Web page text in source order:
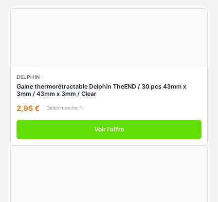
DELPHIN
Gaine thermorétractable Delphin TheEND / 30 pcs 43mm x
3mm / 43mm x 3mm / Clear
2,95 € Delphinpeche.fr
Voir l'offre